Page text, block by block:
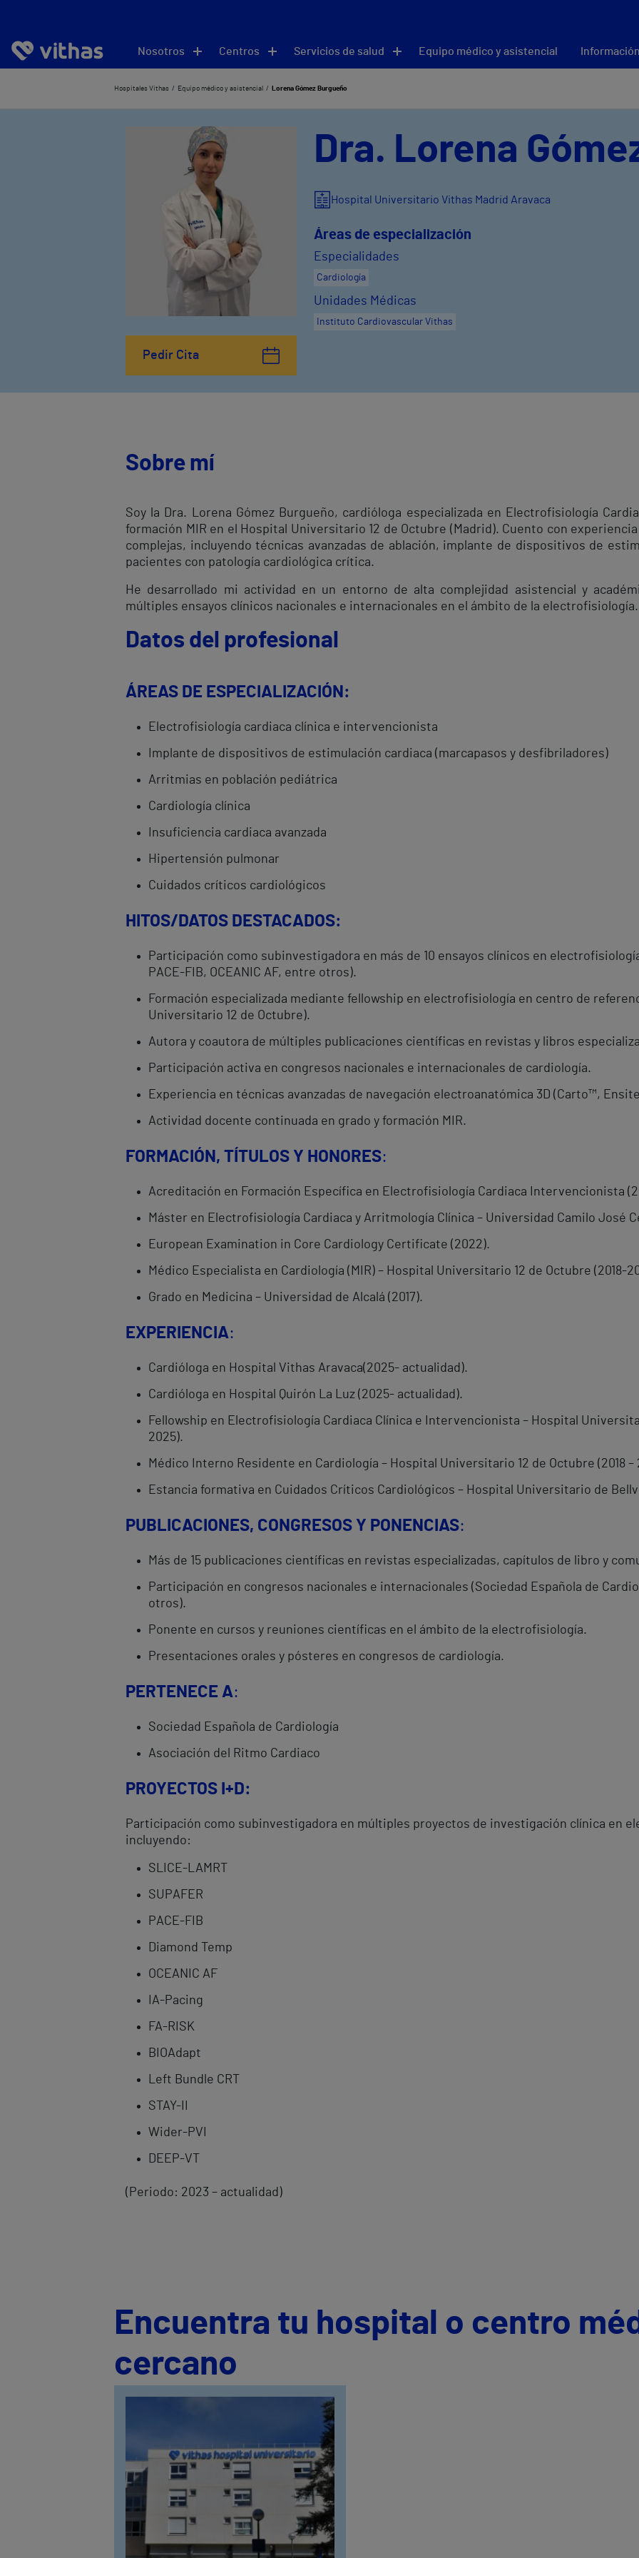
Nosotros Centros Servicios de salud Equipo médico y asistencial
Hospitales Vithas Equipo médico y asistencial Lorena Gómez Burgueño
Pedir Cita
Dra. Lorena
Hospital Universitario Vithas Madrid Aravaca
Áreas de especialización
Especialidades
Cardiología
Unidades Médicas
Instituto Cardiovascular Vithas
Sobre mí
Soy la Dra. Lorena Gómez Burgueño, cardióloga especializada en Electrofisiología
formación MIR en el Hospital Universitario 12 de Octubre (Madrid). Cuento con
complejas, incluyendo técnicas avanzadas de ablación, implante de dispositivos de
pacientes con patología cardiológica crítica.
He desarrollado mi actividad en un entorno de alta complejidad asistencial y
múltiples ensayos clínicos nacionales e internacionales en el ámbito de la electrofisiología.
Datos del profesional
ÁREAS DE ESPECIALIZACIÓN:
Electrofisiología cardiaca clínica e intervencionista
Implante de dispositivos de estimulación cardiaca (marcapasos y desfibriladores)
Arritmias en población pediátrica
Cardiología clínica
Insuficiencia cardiaca avanzada
Hipertensión pulmonar
Cuidados críticos cardiológicos
HITOS/DATOS DESTACADOS:
Participación como subinvestigadora en más de 10 ensayos clínicos en electrofisiología
PACE-FIB, OCEANIC AF, entre otros).
Formación especializada mediante fellowship en electrofisiología en centro de
Universitario 12 de Octubre).
Autora y coautora de múltiples publicaciones científicas en revistas y libros
Participación activa en congresos nacionales e internacionales de cardiología.
Experiencia en técnicas avanzadas de navegación electroanatómica 3D (Carto™,
Actividad docente continuada en grado y formación MIR.
FORMACIÓN, TÍTULOS Y HONORES:
Acreditación en Formación Específica en Electrofisiología Cardiaca Intervencionista
Máster en Electrofisiología Cardiaca y Arritmología Clínica – Universidad Camilo José
European Examination in Core Cardiology Certificate (2022).
Médico Especialista en Cardiología (MIR) – Hospital Universitario 12 de Octubre (2018-
Grado en Medicina – Universidad de Alcalá (2017).
EXPERIENCIA:
Cardióloga en Hospital Vithas Aravaca(2025- actualidad).
Cardióloga en Hospital Quirón La Luz (2025- actualidad).
Fellowship en Electrofisiología Cardiaca Clínica e Intervencionista – Hospital
2025).
Médico Interno Residente en Cardiología – Hospital Universitario 12 de Octubre (2018 –
Estancia formativa en Cuidados Críticos Cardiológicos – Hospital Universitario de
PUBLICACIONES, CONGRESOS Y PONENCIAS:
Más de 15 publicaciones científicas en revistas especializadas, capítulos de libro y
Participación en congresos nacionales e internacionales (Sociedad Española de
otros).
Ponente en cursos y reuniones científicas en el ámbito de la electrofisiología.
Presentaciones orales y pósteres en congresos de cardiología.
PERTENECE A:
Sociedad Española de Cardiología
Asociación del Ritmo Cardiaco
PROYECTOS I+D:
Participación como subinvestigadora en múltiples proyectos de investigación clínica en
incluyendo:
SLICE-LAMRT
SUPAFER
PACE-FIB
Diamond Temp
OCEANIC AF
IA-Pacing
FA-RISK
BIOAdapt
Left Bundle CRT
STAY-II
Wider-PVI
DEEP-VT
(Periodo: 2023 – actualidad)
Encuentra tu hospital o centro
cercano